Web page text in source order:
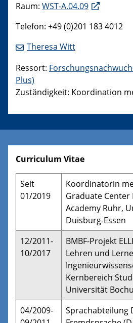
Raum: WST-A.04.09
Telefon: +49 (0)201 183 4012
Theresa Witt
Ressort:
Plus)
Zuständigkeit: Koordination
Curriculum Vitae
Seit
01/2019
Koordinatorin
Graduate Center
Academy Ruhr,
Duisburg-Essen
12/2011-
10/2017
BMBF-Projekt
Lehren und
Kernbereich
Universität
04/2009-
Sprachabteilung